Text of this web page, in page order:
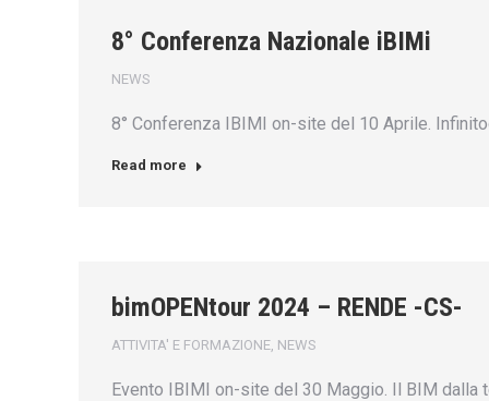
8° Conferenza Nazionale iBIMi
NEWS
8° Conferenza IBIMI on-site del 10 Aprile.
Read more
bimOPENtour 2024 – RENDE -CS-
ATTIVITA' E FORMAZIONE, NEWS
Evento IBIMI on-site del 30 Maggio. Il BIM dalla